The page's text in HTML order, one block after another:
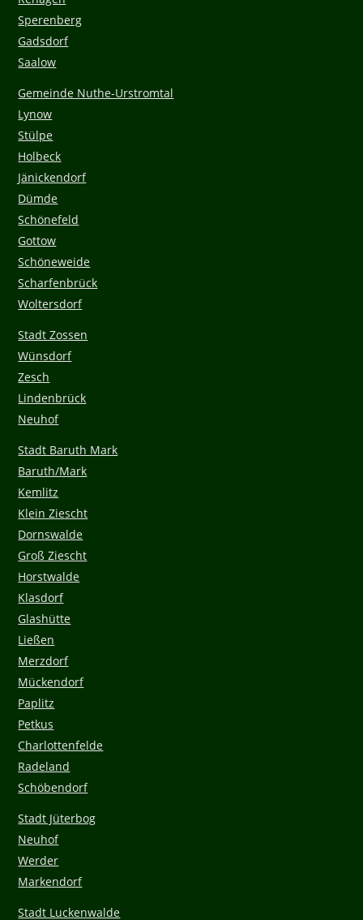
Sperenberg
Gadsdorf
Saalow
Gemeinde Nuthe-Urstromtal
Lynow
Stülpe
Holbeck
Jänickendorf
Dümde
Schönefeld
Gottow
Schöneweide
Scharfenbrück
Woltersdorf
Stadt Zossen
Wünsdorf
Zesch
Lindenbrück
Neuhof
Stadt Baruth Mark
Baruth/Mark
Kemlitz
Klein Ziescht
Dornswalde
Groß Ziescht
Horstwalde
Klasdorf
Glashütte
Ließen
Merzdorf
Mückendorf
Paplitz
Petkus
Charlottenfelde
Radeland
Schöbendorf
Stadt Jüterbog
Neuhof
Werder
Markendorf
Stadt Luckenwalde